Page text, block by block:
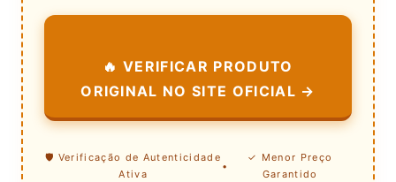
🔥 VERIFICAR PRODUTO
ORIGINAL NO SITE OFICIAL →
🛡️ Verificação de Autenticidade
Ativa
•
✓ Menor Preço
Garantido